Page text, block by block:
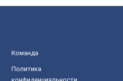
Команда
Политика